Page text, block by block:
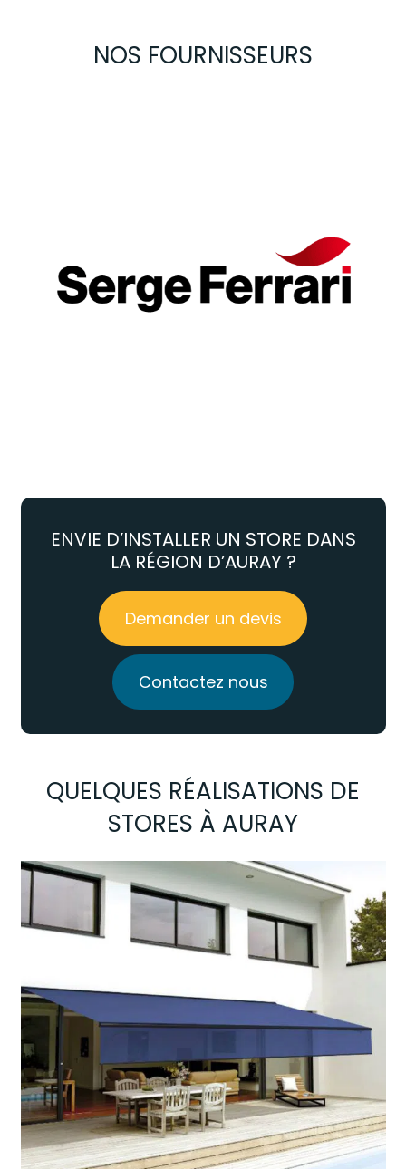
NOS FOURNISSEURS
ENVIE D’INSTALLER UN STORE DANS
LA RÉGION D’AURAY ?
Demander un devis
Contactez nous
QUELQUES RÉALISATIONS DE
STORES À AURAY